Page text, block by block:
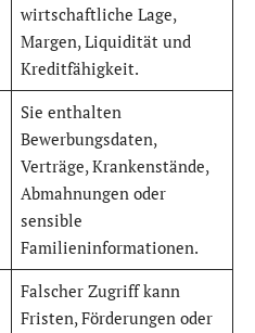
wirtschaftliche Lage,
Margen, Liquidität und
Kreditfähigkeit.
Sie enthalten
Bewerbungsdaten,
Verträge, Krankenstände,
Abmahnungen oder
sensible
Familieninformationen.
Falscher Zugriff kann
Fristen, Förderungen oder